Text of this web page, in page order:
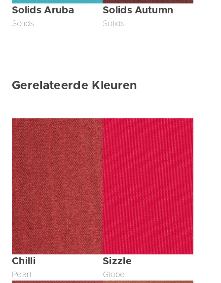
Solids Aruba
Solids
Solids Autumn
Solids
Gerelateerde Kleuren
Chilli
Pearl
Sizzle
Globe